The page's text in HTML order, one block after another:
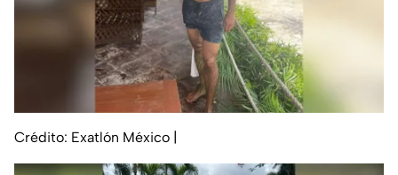
Crédito: Exatlón México |